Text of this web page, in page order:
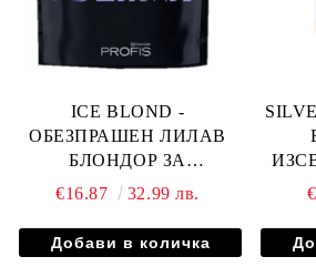
ICE BLOND -
ОБЕЗПРАШЕН ЛИЛАВ
БЛОНДОР ЗА
ИЗСВЕТЛЯВАНЕ ДО
€16.87 32.99 лв.